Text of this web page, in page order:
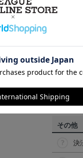
商品に
商品画
ンのメ
なって
取り扱
予告な
その他
決